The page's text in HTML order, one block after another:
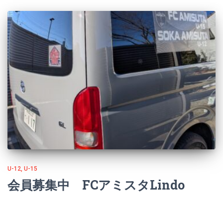
U-12 U-15
会員募集中 FCアミスタLindo